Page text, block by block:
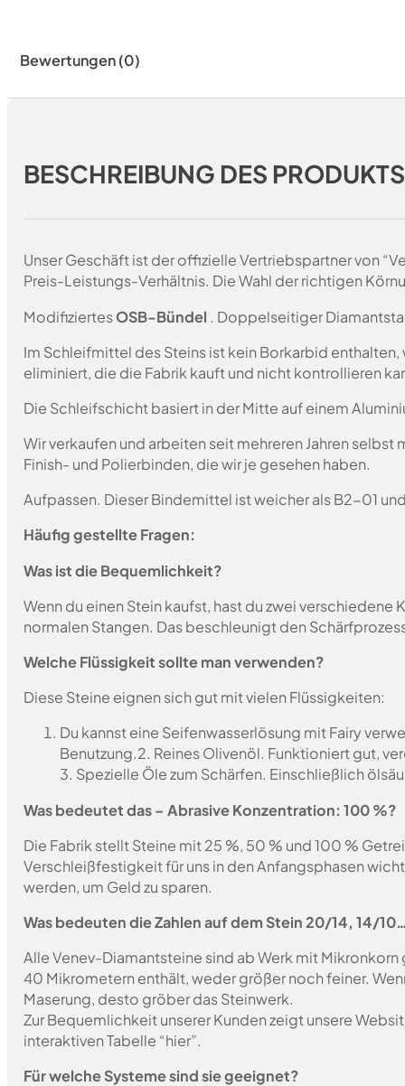
Bewertungen (0)
BESCHREIBUNG DES PRODUKTS
Unser Geschäft ist der offizielle Vertriebspartner von
Preis-Leistungs-Verhältnis. Die Wahl der richtigen
ModifiziertesOSB-Bündel . Doppelseitiger
Im Schleifmittel des Steins ist kein Borkarbid
eliminiert, die die Fabrik kauft und nicht kontrollieren
Die Schleifschicht basiert in der Mitte auf einem
Wir verkaufen und arbeiten seit mehreren Jahren
Finish- und Polierbinden, die wir je gesehen haben.
Aufpassen. Dieser Bindemittel ist weicher als B2-01
Häufig gestellte Fragen:
Was ist die Bequemlichkeit?
Wenn du einen Stein kaufst, hast du zwei
normalen Stangen. Das beschleunigt den
Welche Flüssigkeit sollte man verwenden?
Diese Steine eignen sich gut mit vielen Flüssigkeiten:
Du kannst eine Seifenwasserlösung mit Fairy
Benutzung.2. Reines Olivenöl. Funktioniert gut,
3. Spezielle Öle zum Schärfen. Einschließlich
Was bedeutet das – Abrasive Konzentration: 100 %?
Die Fabrik stellt Steine mit 25 %, 50 % und 100 %
Verschleißfestigkeit für uns in den Anfangsphasen
werden, um Geld zu sparen.
Was bedeuten die Zahlen auf dem Stein 20/14, 14/
Alle Venev-Diamantsteine sind ab Werk mit
40 Mikrometern enthält, weder größer noch feiner.
Maserung, desto gröber das Steinwerk.
Zur Bequemlichkeit unserer Kunden zeigt unsere
interaktiven Tabelle “hier”.
Für welche Systeme sind sie geeignet?